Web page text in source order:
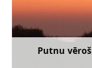
Putnu
Doties